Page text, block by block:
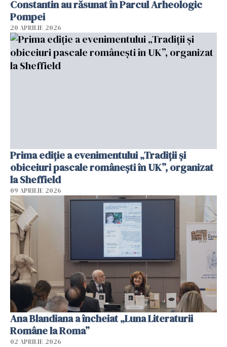
Constantin au răsunat în Parcul Arheologic
Pompei
20 APRILIE 2026
Prima ediție a evenimentului „Tradiții și
obiceiuri pascale românești în UK”, organizat
la Sheffield
09 APRILIE 2026
Ana Blandiana a încheiat „Luna Literaturii
Române la Roma”
02 APRILIE 2026